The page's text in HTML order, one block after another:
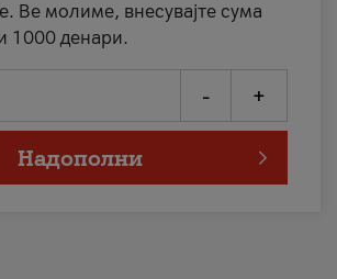
Ве молиме, внесувајте сума
1000 денари.
- +
Надополни